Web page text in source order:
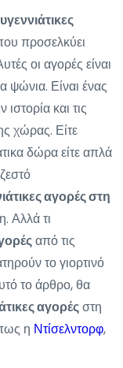
προσελκύει
οι αγορές είναι
Είναι ένας
και τις
χώρας. Είτε
δώρα είτε απλά
αγορές στη
Αλλά τι
από τις
το γιορτινό
το άρθρο, θα
αγορέςστη
η Ντίσελντορφ,